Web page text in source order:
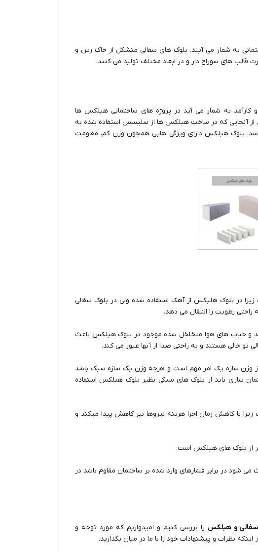
به شمار می آیند. بلوک های سفالی متشکل از خاک رس و
قالب های سوراخ دار و در ابعاد مختلف تولید می کنند.
به شمار می آید در پروژه های ساختمانی هبلکس ها
از آنجایی که در ساخت هبلکس ها از سلیسس استفاده شده به
بلوک هبلکس دارای ویژگی هایی همچون وزن کم، مقاومت
در بلوک هلبکس از آهک استفاده شده ولی در بلوک سفالی
رطوبت را انتقال می دهد.
و حباب های هوا متخلخل شده موجود در بلوک هبلکس باعث
خالی هستند و به راحتی صدا از آنها عبور می کند.
وزن سازه یک امر مهم است و هرچه وزن یک سازه سبک باشد
سازی باید از بلوک های سبکی نظیر بلوک هبلکس استفاده
با کاهش زمان اجرا هزینه نیروها نیز کاهش پیدا میکند و
شود در برابر فشارهای وارد شده بر ساختمان مقاوم باشد در
و هبلکس را بررسی کنیم و امیدواریم که مورد توجه و
نظرات و پیشنهادات خود را با ما در میان بگذارید.